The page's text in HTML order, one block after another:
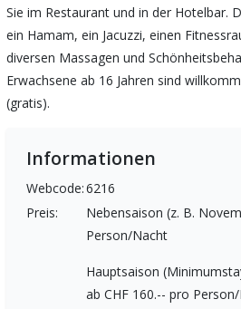
Sie im Restaurant und in der Hotelbar.
ein Hamam, ein Jacuzzi, einen
diversen Massagen und
Erwachsene ab 16 Jahren sind
(gratis).
Informationen
Webcode:6216
Preis:
Nebensaison (z. B.
Person/Nacht
Hauptsaison
ab CHF 160.-- pro